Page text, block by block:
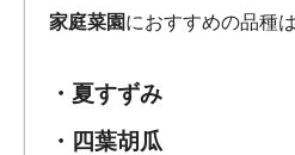
家庭菜園におすすめの品種
・夏すずみ
・四葉胡瓜